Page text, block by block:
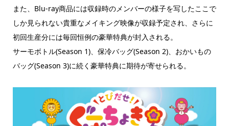
また、Blu-ray商品には収録時のメンバーの様子を写したここで
しか見られない貴重なメイキング映像が収録予定され、さらに
初回生産分には毎回恒例の豪華特典が封入される。
サーモボトル(Season 1)、保冷バッグ(Season 2)、おかいもの
バッグ(Season 3)に続く豪華特典に期待が寄せられる。